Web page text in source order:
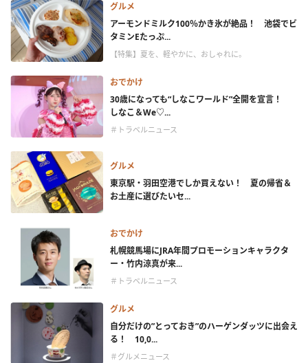
グルメ
アーモンドミルク100％かき氷が絶品！ 池袋でビ
タミンEたっぷ...
【特集】夏を、軽やかに、おしゃれに。
おでかけ
30歳になっても“しなこワールド”全開を宣言！
しなこ＆We♡...
＃トラベルニュース
グルメ
東京駅・羽田空港でしか買えない！ 夏の帰省＆
お土産に選びたいセ...
おでかけ
札幌競馬場にJRA年間プロモーションキャラクタ
ー・竹内涼真が来...
＃トラベルニュース
グルメ
自分だけの”とっておき”のハーゲンダッツに出会え
る！ 10,0...
＃グルメニュース